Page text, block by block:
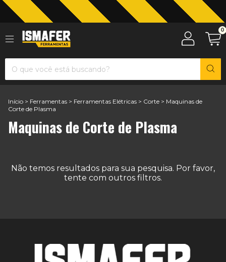
Jardinagem com The Black Tools 0
Início > Ferramentas > Ferramentas Elétricas > Corte > Maquinas de
Corte de Plasma
Maquinas de Corte de Plasma
Não temos resultados para sua pesquisa. Por favor,
tente com outros filtros.